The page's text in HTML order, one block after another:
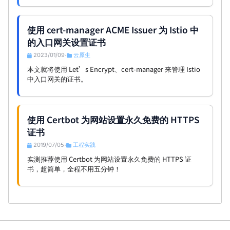
使用 cert-manager ACME Issuer 为 Istio 中
的入口网关设置证书
2023/01/09 • 云原生
本文就将使用 Let’s Encrypt、cert-manager 来管理 Istio
中入口网关的证书。
使用 Certbot 为网站设置永久免费的 HTTPS
证书
2019/07/05 • 工程实践
实测推荐使用 Certbot 为网站设置永久免费的 HTTPS 证
书，超简单，全程不用五分钟！